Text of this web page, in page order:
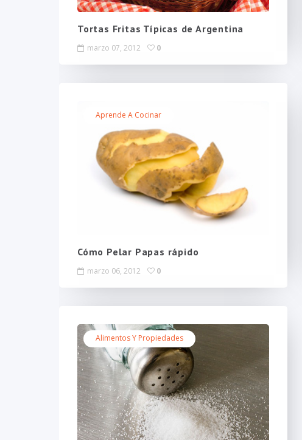
Tortas Fritas Típicas de Argentina
marzo 07, 2012 0
Aprende A Cocinar
Cómo Pelar Papas rápido
marzo 06, 2012 0
Alimentos Y Propiedades